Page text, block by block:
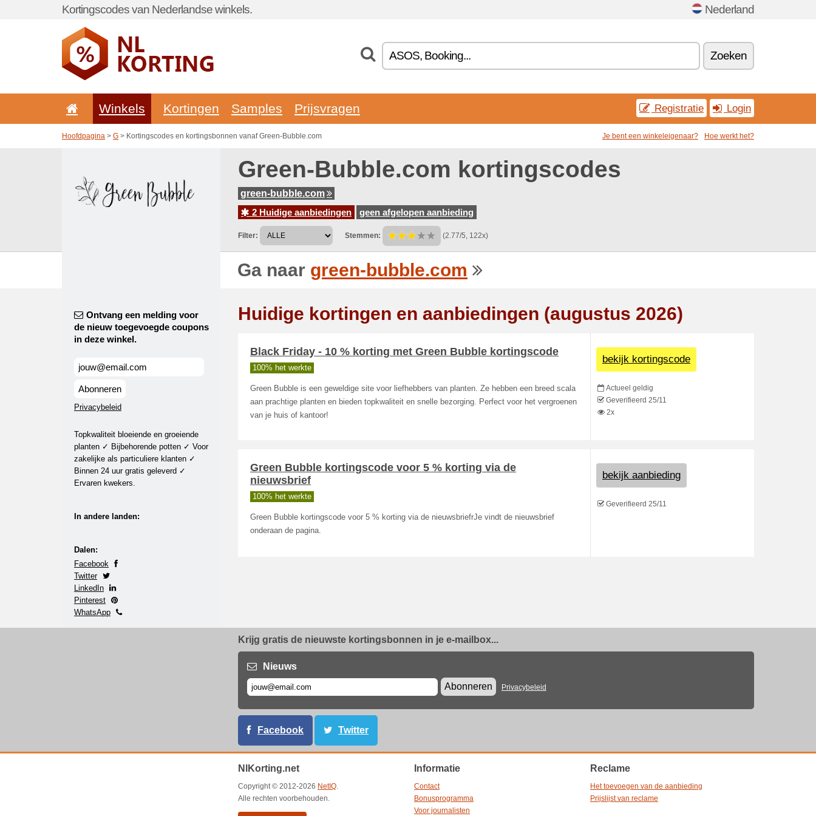
Kortingscodes van Nederlandse winkels. Nederland
Zoeken
Winkels Kortingen Samples Prijsvragen Registratie Login
Hoofdpagina > G > Kortingscodes en kortingsbonnen vanaf Green-Bubble.com Je bent een winkeleigenaar? Hoe werkt het?
Green-Bubble.com kortingscodes
green-bubble.com
2 Huidige aanbiedingen
geen afgelopen aanbieding
Filter: Stemmen: (2.77/5, 122x)
Ga naar green-bubble.com
Ontvang een melding voor
de nieuw toegevoegde coupons
in deze winkel.
Abonneren
Privacybeleid
Topkwaliteit bloeiende en groeiende
planten ✓ Bijbehorende potten ✓ Voor
zakelijke als particuliere klanten ✓
Binnen 24 uur gratis geleverd ✓
Ervaren kwekers.
In andere landen:
Dalen:
Facebook
Twitter
LinkedIn
Pinterest
WhatsApp
Huidige kortingen en aanbiedingen (augustus 2026)
Black Friday - 10 % korting met Green Bubble kortingscode
100% het werkte
Green Bubble is een geweldige site voor liefhebbers van planten. Ze hebben een breed scala
aan prachtige planten en bieden topkwaliteit en snelle bezorging. Perfect voor het vergroenen
van je huis of kantoor!
bekijk kortingscode
Actueel geldig
Geverifieerd 25/11
2x
Green Bubble kortingscode voor 5 % korting via de
nieuwsbrief
100% het werkte
Green Bubble kortingscode voor 5 % korting via de nieuwsbriefrJe vindt de nieuwsbrief
onderaan de pagina.
bekijk aanbieding
Geverifieerd 25/11
Krijg gratis de nieuwste kortingsbonnen in je e-mailbox...
Nieuws
Abonneren
Privacybeleid
Facebook Twitter
NlKorting.net
Copyright © 2012-2026 NetIQ.
Alle rechten voorbehouden.
Informatie
Contact
Bonusprogramma
Voor journalisten
Reclame
Het toevoegen van de aanbieding
Prijslijst van reclame